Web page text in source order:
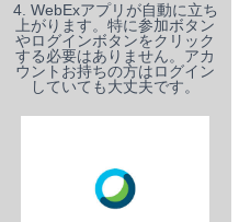
4. WebExアプリが自動に立ち
上がります。特に参加ボタン
やログインボタンをクリック
する必要はありません。アカ
ウントお持ちの方はログイン
していても大丈夫です。